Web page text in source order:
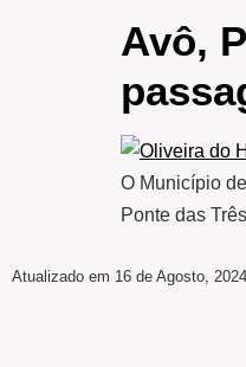
Avô,
O Município
Ponte das
Atualizado em 16 de Agosto, 2024